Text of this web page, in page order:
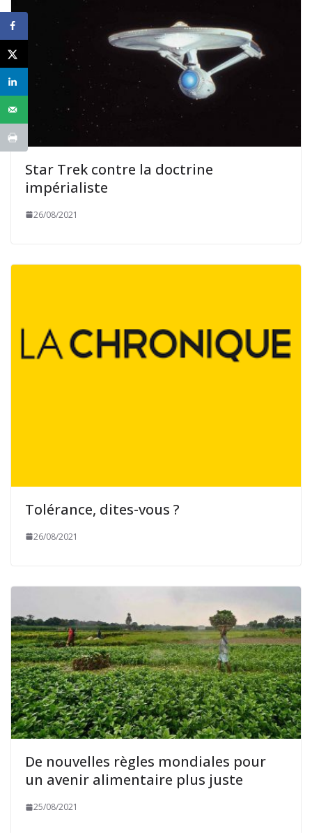
Star Trek contre la doctrine
impérialiste
26/08/2021
Tolérance, dites-vous ?
26/08/2021
De nouvelles règles mondiales pour
un avenir alimentaire plus juste
25/08/2021